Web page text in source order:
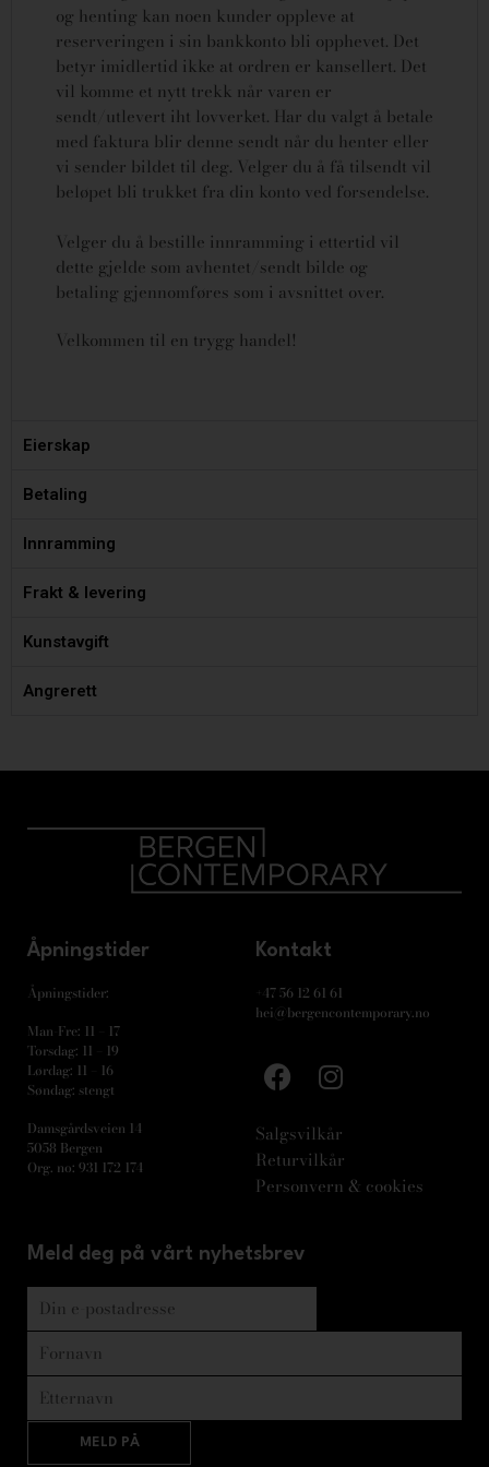
og henting kan noen kunder oppleve at
reserveringen i sin bankkonto bli opphevet. Det
betyr imidlertid ikke at ordren er kansellert. Det
vil komme et nytt trekk når varen er
sendt/utlevert iht lovverket. Har du valgt å betale
med faktura blir denne sendt når du henter eller
vi sender bildet til deg. Velger du å få tilsendt vil
beløpet bli trukket fra din konto ved forsendelse.
Velger du å bestille innramming i ettertid vil
dette gjelde som avhentet/sendt bilde og
betaling gjennomføres som i avsnittet over.
Velkommen til en trygg handel!
Eierskap
Betaling
Innramming
Frakt & levering
Kunstavgift
Angrerett
Åpningstider
Åpningstider:
Man-Fre: 11 – 17
Torsdag: 11 – 19
Lørdag: 11 – 16
Søndag: stengt
Damsgårdsveien 14
5058 Bergen
Org. no: 931 172 174
Kontakt
+47 56 12 61 61
hei@bergencontemporary.no
Salgsvilkår
Returvilkår
Personvern & cookies
Meld deg på vårt nyhetsbrev
MELD PÅ